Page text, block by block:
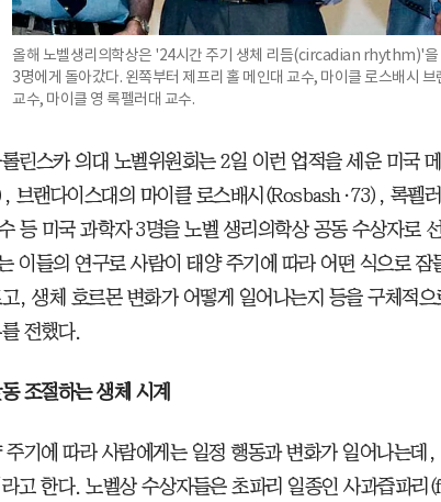
올해 노벨생리의학상은 '24시간 주기 생체 리듬(circadian rhythm)'을
3명에게 돌아갔다. 왼쪽부터 제프리 홀 메인대 교수, 마이클 로스배시 브
교수, 마이클 영 록펠러대 교수.
린스카 의대 노벨위원회는 2일 이런 업적을 세운 미국
브랜다이스대의 마이클 로스배시(Rosbash·73), 록펠
등 미국 과학자 3명을 노벨 생리의학상 공동 수상자로
이들의 연구로 사람이 태양 주기에 따라 어떤 식으로 잠
, 생체 호르몬 변화가 어떻게 일어나는지 등을 구체적
전했다.
조절하는 생체 시계
주기에 따라 사람에게는 일정 행동과 변화가 일어나는데
고 한다. 노벨상 수상자들은 초파리 일종인 사과즙파